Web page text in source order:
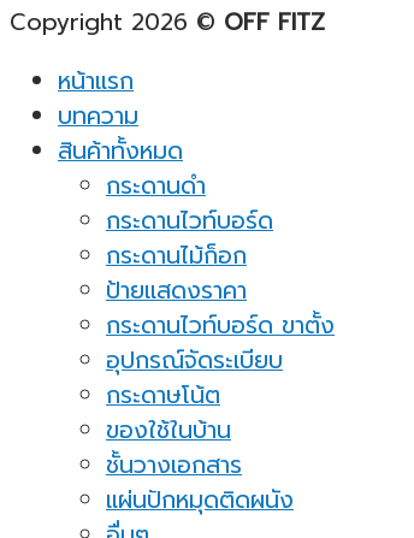
Copyright 2026 © OFF FITZ
หน้าแรก
บทความ
สินค้าทั้งหมด
กระดานดำ
กระดานไวท์บอร์ด
กระดานไม้ก็อก
ป้ายแสดงราคา
กระดานไวท์บอร์ด ขาตั้ง
อุปกรณ์จัดระเบียบ
กระดาษโน้ต
ของใช้ในบ้าน
ชั้นวางเอกสาร
แผ่นปักหมุดติดผนัง